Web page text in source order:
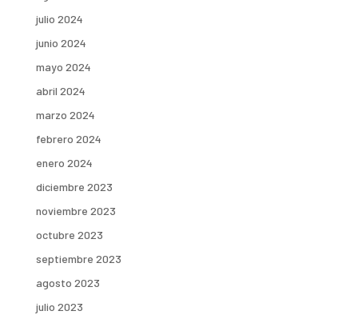
julio 2024
junio 2024
mayo 2024
abril 2024
marzo 2024
febrero 2024
enero 2024
diciembre 2023
noviembre 2023
octubre 2023
septiembre 2023
agosto 2023
julio 2023